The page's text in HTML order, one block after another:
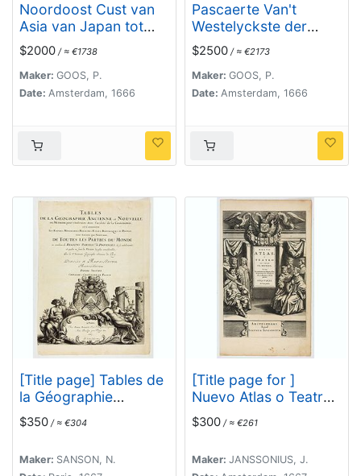
Noordoost Cust van
Asia van Japan tot
Nova Zembla.
$2000 / ≈ €1738
Maker: GOOS, P.
Date: Amsterdam, 1666
Pascaerte Van't
Westelyckste der
Middelandsche Zee. .
.
$2500 / ≈ €2173
Maker: GOOS, P.
Date: Amsterdam, 1666
[Title page] Tables de
la Géographie
ancienne et nouvelle…
De toutes les parties
$350 / ≈ €304
Maker: SANSON, N.
[Title page for ]
Nuevo Atlas o Teatro
De todo el Mundo . . .
Otra parte del Tomo
$300 / ≈ €261
Maker: JANSSONIUS, J.